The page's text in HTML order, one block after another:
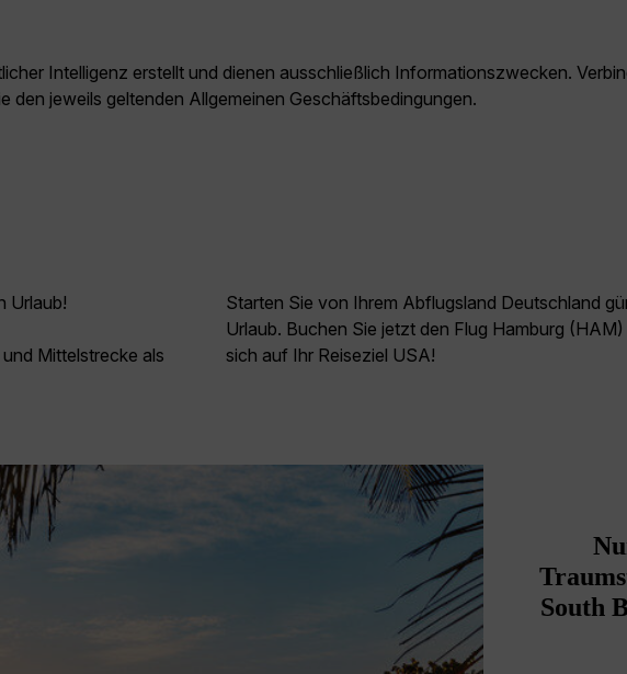
Intelligenz erstellt und dienen ausschließlich Informationszwecken.
jeweils geltenden Allgemeinen Geschäftsbedingungen.
Urlaub!
Mittelstrecke als
Starten Sie von Ihrem Abflugsland Deutschland
Urlaub. Buchen Sie jetzt den Flug Hamburg
sich auf Ihr Reiseziel USA!
South